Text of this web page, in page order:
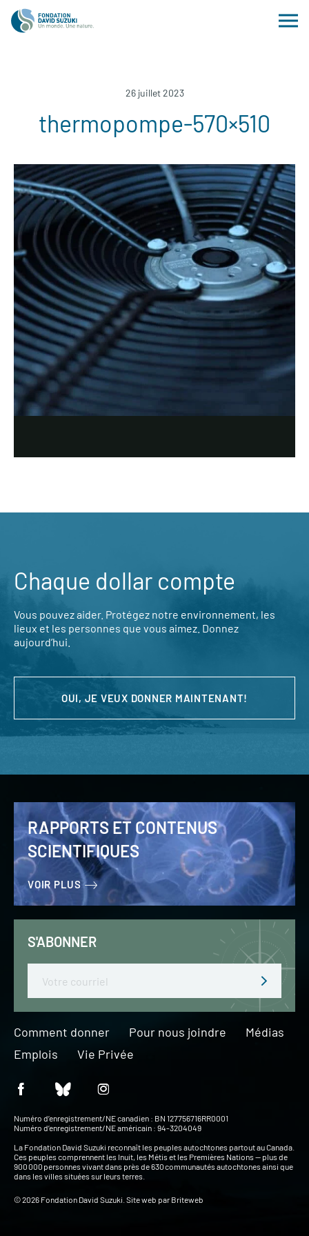
26 juillet 2023
thermopompe-570×510
Chaque dollar compte
Vous pouvez aider. Protégez notre environnement, les
lieux et les personnes que vous aimez. Donnez
aujourd’hui.
OUI, JE VEUX DONNER MAINTENANT!
RAPPORTS ET CONTENUS
SCIENTIFIQUES
VOIR PLUS
S'ABONNER
Comment donner Pour nous joindre
Médias
Emplois
Vie Privée
Numéro d’enregistrement/NE canadien : BN 127756716RR0001
Numéro d’enregistrement/NE américain : 94-3204049
La Fondation David Suzuki reconnaît les peuples autochtones partout au Canada.
Ces peuples comprennent les Inuit, les Métis et les Premières Nations — plus de
900 000 personnes vivant dans près de 630 communautés autochtones ainsi que
dans les villes situées sur leurs terres.
© 2026 Fondation David Suzuki. Site web par Briteweb